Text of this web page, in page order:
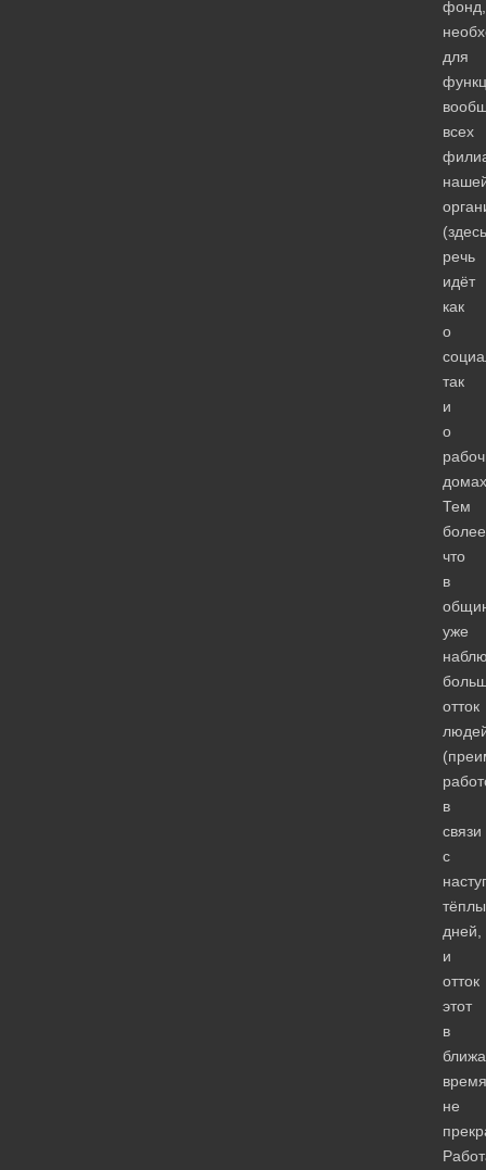
фонд,
для
всех
(здесь
речь
идёт
как
о
так
и
о
Тем
что
в
уже
отток
в
связи
с
дней,
и
отток
этот
в
время
не